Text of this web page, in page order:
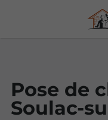
Pose de
Soulac-